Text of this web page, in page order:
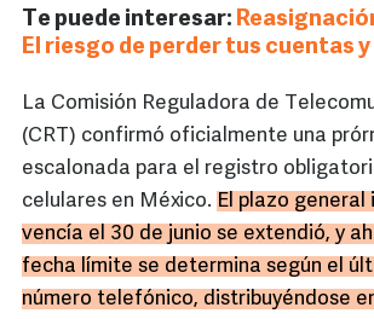
Te puede interesar:
El riesgo de perder tus cuentas y
La Comisión Reguladora de
(CRT) confirmó oficialmente una
escalonada para el registro
celulares en México. El plazo general
vencía el 30 de junio se extendió, y
fecha límite se determina según el
número telefónico, distribuyéndose